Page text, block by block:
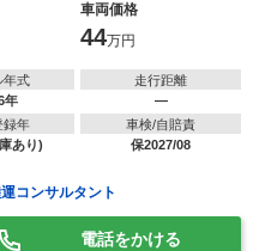
車両価格
44万円
年式
年
走行距離
―
録年
あり)
車検/自賠責
保2027/08
ンサルタント
電話をかける